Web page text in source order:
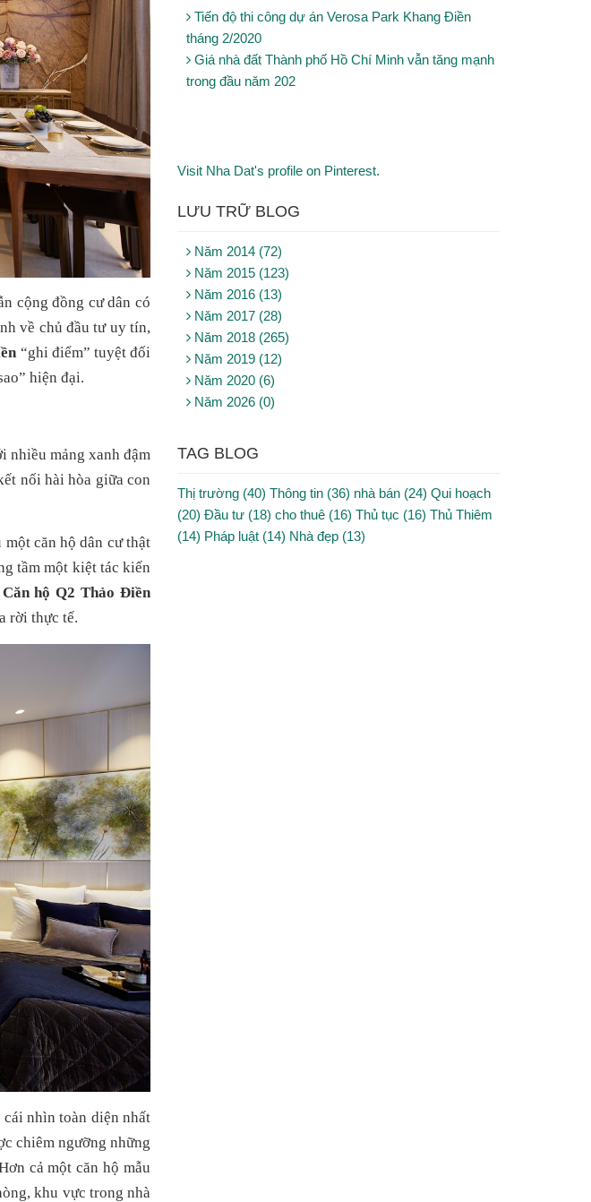
cộng đồng cư dân có
về chủ đầu tư uy tín,
“ghi điểm” tuyệt đối
hiện đại.
nhiều mảng xanh đậm
nối hài hòa giữa con
căn hộ dân cư thật
tầm một kiệt tác kiến
Căn hộ Q2 Thảo Điền
rời thực tế.
nhìn toàn diện nhất
chiêm ngưỡng những
cả một căn hộ mẫu
khu vực trong nhà
Tiến độ thi công dự án Verosa Park Khang Điền
tháng 2/2020
Giá nhà đất Thành phố Hồ Chí Minh vẫn tăng mạnh
trong đầu năm 202
Visit Nha Dat's profile on Pinterest.
LƯU TRỮ BLOG
Năm 2014 (72)
Năm 2015 (123)
Năm 2016 (13)
Năm 2017 (28)
Năm 2018 (265)
Năm 2019 (12)
Năm 2020 (6)
Năm 2026 (0)
TAG BLOG
Thị trường (40) Thông tin (36) nhà bán (24) Qui hoạch
(20) Đầu tư (18) cho thuê (16) Thủ tục (16) Thủ Thiêm
(14) Pháp luật (14) Nhà đẹp (13)